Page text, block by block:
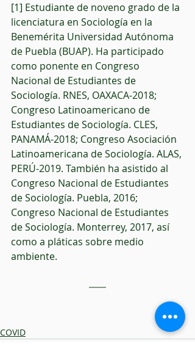
[1] Estudiante de noveno grado de la
licenciatura en Sociología en la
Benemérita Universidad Autónoma
de Puebla (BUAP). Ha participado
como ponente en Congreso
Nacional de Estudiantes de
Sociología. RNES, OAXACA-2018;
Congreso Latinoamericano de
Estudiantes de Sociología. CLES,
PANAMÁ-2018; Congreso Asociación
Latinoamericana de Sociología. ALAS,
PERÚ-2019. También ha asistido al
Congreso Nacional de Estudiantes
de Sociología. Puebla, 2016;
Congreso Nacional de Estudiantes
de Sociología. Monterrey, 2017, así
como a pláticas sobre medio
ambiente.
COVID